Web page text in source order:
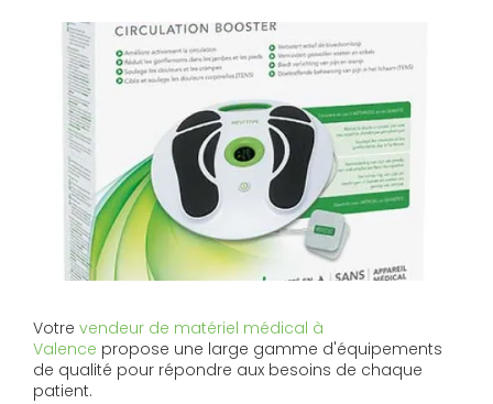
Votre vendeur de matériel médical à
Valence propose une large gamme d'équipements
de qualité pour répondre aux besoins de chaque
patient.